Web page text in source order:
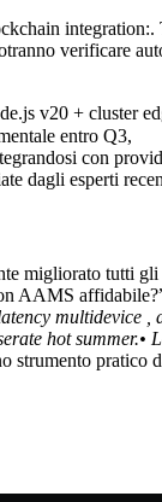
verificare
v20 + cluster
entro Q3,
con
dagli esperti
migliorato tutti
AAMS
multidevice
hot
strumento pratico